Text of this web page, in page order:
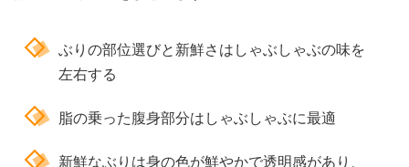
ぶりの部位選びと新鮮さはしゃぶしゃぶの味を
左右する
脂の乗った腹身部分はしゃぶしゃぶに最適
新鮮なぶりは身の色が鮮やかで透明感があり、